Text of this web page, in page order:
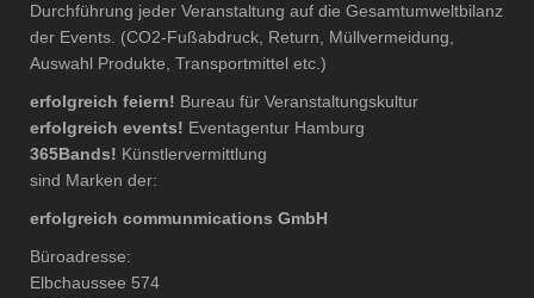
Durchführung jeder Veranstaltung auf die Gesamtumweltbilanz
der Events. (CO2-Fußabdruck, Return, Müllvermeidung,
Auswahl Produkte, Transportmittel etc.)
erfolgreich feiern! Bureau für Veranstaltungskultur
erfolgreich events! Eventagentur Hamburg
365Bands! Künstlervermittlung
sind Marken der:
erfolgreich communmications GmbH
Büroadresse:
Elbchaussee 574